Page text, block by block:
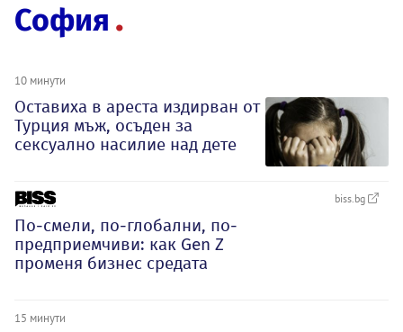
София
10 минути
Оставиха в ареста издирван от
Турция мъж, осъден за
сексуално насилие над дете
biss.bg
По-смели, по-глобални, по-
предприемчиви: как Gen Z
променя бизнес средата
15 минути